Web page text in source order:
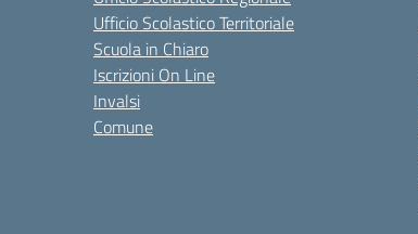
Ufficio Scolastico Territoriale
Scuola in Chiaro
Iscrizioni On Line
Invalsi
Comune